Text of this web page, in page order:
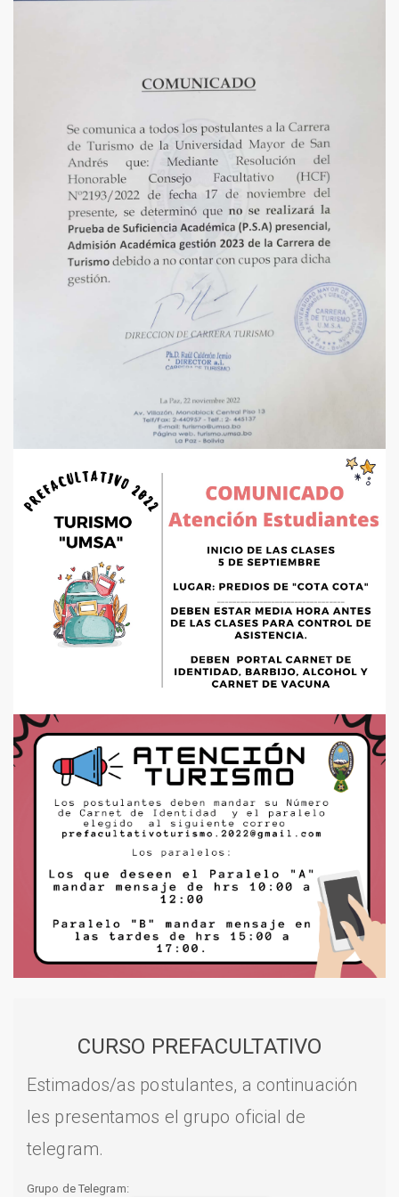
CURSO PREFACULTATIVO
Estimados/as postulantes, a continuación
les presentamos el grupo oficial de
telegram.
Grupo de Telegram: